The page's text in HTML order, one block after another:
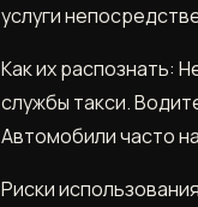
услуги
Как их распознать:
службы такси.
Автомобили часто
Риски